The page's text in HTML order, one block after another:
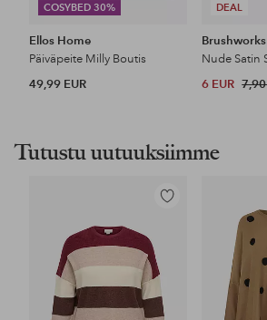
COSYBED 30%
Ellos Home
Päiväpeite Milly Boutis
49,99 EUR
DEAL
Brushworks
Nude Satin
6 EUR 7,90
Tutustu uutuuksiimme
Lisää